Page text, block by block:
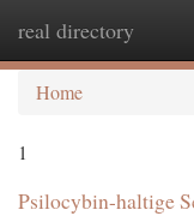
real directory
Home
1
Psilocybin-haltige